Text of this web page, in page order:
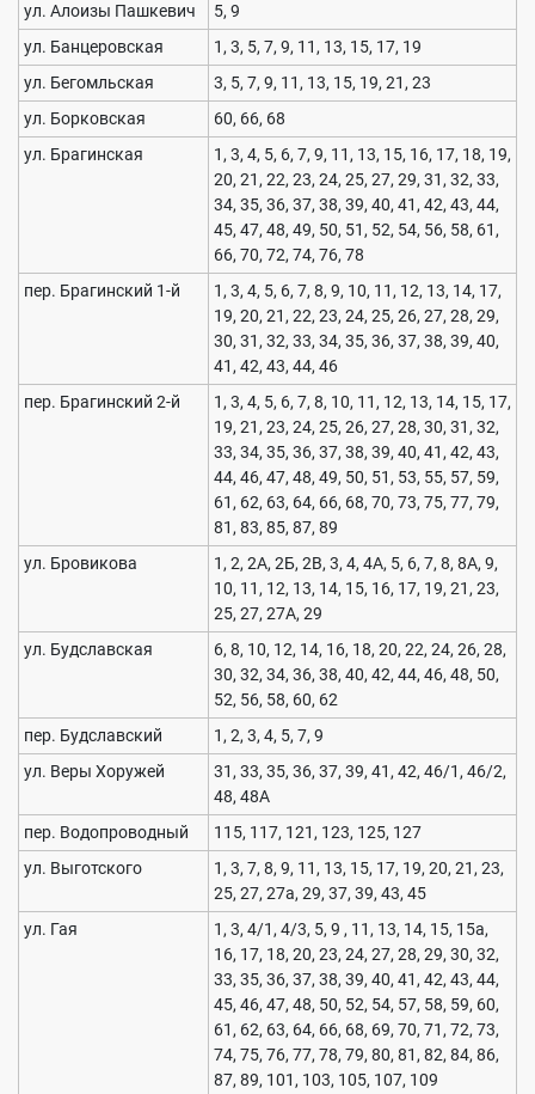
ул. Алоизы Пашкевич
5, 9
ул. Банцеровская
1, 3, 5, 7, 9, 11, 13, 15, 17, 19
ул. Бегомльская
3, 5, 7, 9, 11, 13, 15, 19, 21, 23
ул. Борковская
60, 66, 68
ул. Брагинская
1, 3, 4, 5, 6, 7, 9, 11, 13, 15, 16, 17, 18, 19,
20, 21, 22, 23, 24, 25, 27, 29, 31, 32, 33,
34, 35, 36, 37, 38, 39, 40, 41, 42, 43, 44,
45, 47, 48, 49, 50, 51, 52, 54, 56, 58, 61,
66, 70, 72, 74, 76, 78
пер. Брагинский 1-й
1, 3, 4, 5, 6, 7, 8, 9, 10, 11, 12, 13, 14, 17,
19, 20, 21, 22, 23, 24, 25, 26, 27, 28, 29,
30, 31, 32, 33, 34, 35, 36, 37, 38, 39, 40,
41, 42, 43, 44, 46
пер. Брагинский 2-й
1, 3, 4, 5, 6, 7, 8, 10, 11, 12, 13, 14, 15, 17,
19, 21, 23, 24, 25, 26, 27, 28, 30, 31, 32,
33, 34, 35, 36, 37, 38, 39, 40, 41, 42, 43,
44, 46, 47, 48, 49, 50, 51, 53, 55, 57, 59,
61, 62, 63, 64, 66, 68, 70, 73, 75, 77, 79,
81, 83, 85, 87, 89
ул. Бровикова
1, 2, 2А, 2Б, 2В, 3, 4, 4А, 5, 6, 7, 8, 8А, 9,
10, 11, 12, 13, 14, 15, 16, 17, 19, 21, 23,
25, 27, 27А, 29
ул. Будславская
6, 8, 10, 12, 14, 16, 18, 20, 22, 24, 26, 28,
30, 32, 34, 36, 38, 40, 42, 44, 46, 48, 50,
52, 56, 58, 60, 62
пер. Будславский
1, 2, 3, 4, 5, 7, 9
ул. Веры Хоружей
31, 33, 35, 36, 37, 39, 41, 42, 46/1, 46/2,
48, 48А
пер. Водопроводный
115, 117, 121, 123, 125, 127
ул. Выготского
1, 3, 7, 8, 9, 11, 13, 15, 17, 19, 20, 21, 23,
25, 27, 27а, 29, 37, 39, 43, 45
ул. Гая
1, 3, 4/1, 4/3, 5, 9 , 11, 13, 14, 15, 15а,
16, 17, 18, 20, 23, 24, 27, 28, 29, 30, 32,
33, 35, 36, 37, 38, 39, 40, 41, 42, 43, 44,
45, 46, 47, 48, 50, 52, 54, 57, 58, 59, 60,
61, 62, 63, 64, 66, 68, 69, 70, 71, 72, 73,
74, 75, 76, 77, 78, 79, 80, 81, 82, 84, 86,
87, 89, 101, 103, 105, 107, 109